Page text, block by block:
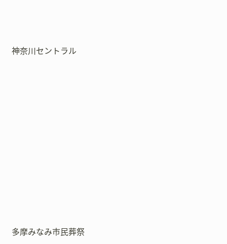
神奈川セントラル
多摩みなみ市民葬祭